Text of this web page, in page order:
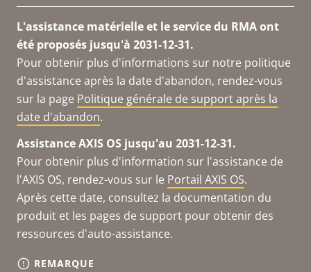
L'assistance matérielle et le service du RMA ont
été proposés jusqu'à 2031-12-31.
Pour obtenir plus d'informations sur notre politique
d'assistance après la date d'abandon, rendez-vous
sur la page Politique générale de support après la
date d'abandon.
Assistance AXIS OS jusqu'au 2031-12-31.
Pour obtenir plus d'information sur l'assistance de
l'AXIS OS, rendez-vous sur le Portail AXIS OS.
Après cette date, consultez la documentation du
produit et les pages de support pour obtenir des
ressources d'auto-assistance.
REMARQUE